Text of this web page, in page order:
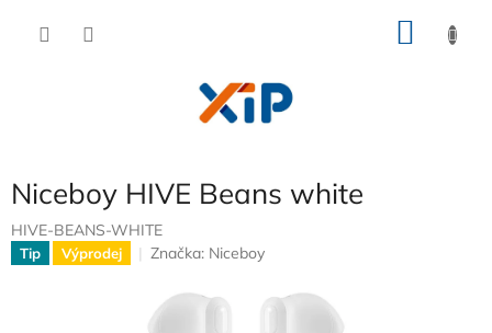
Niceboy HIVE Beans white
HIVE-BEANS-WHITE
Tip Výprodej Značka: Niceboy